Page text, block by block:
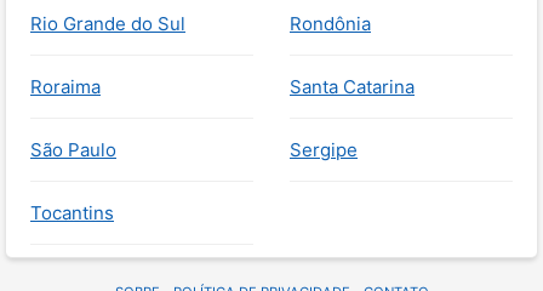
Rio Grande do Sul Rondônia
Roraima Santa Catarina
São Paulo Sergipe
Tocantins